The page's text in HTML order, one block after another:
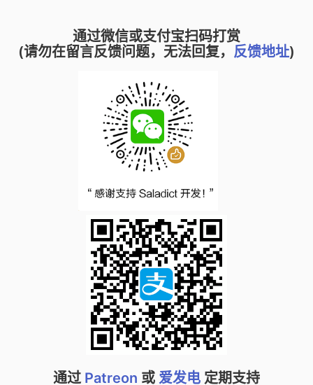
通过微信或支付宝扫码打赏
(请勿在留言反馈问题，无法回复， 反馈地址)
通过 Patreon 或 爱发电 定期支持